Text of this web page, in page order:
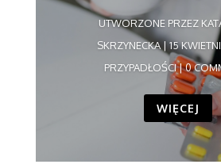
UTWORZONE PRZEZ
SKRZYNECKA|15
PRZYPADŁOŚCI| 0
WIĘCEJ